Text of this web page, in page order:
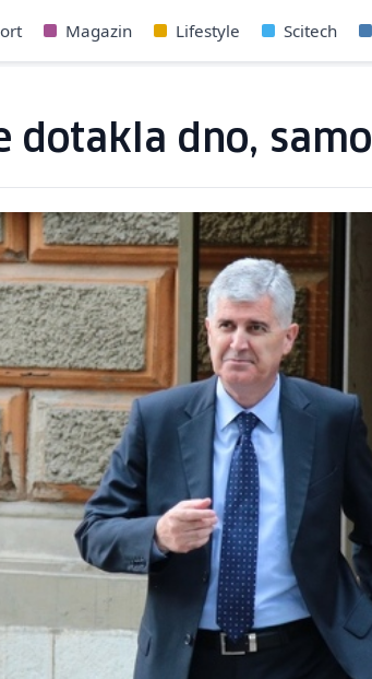
Magazin Lifestyle Scitech
dotakla dno,